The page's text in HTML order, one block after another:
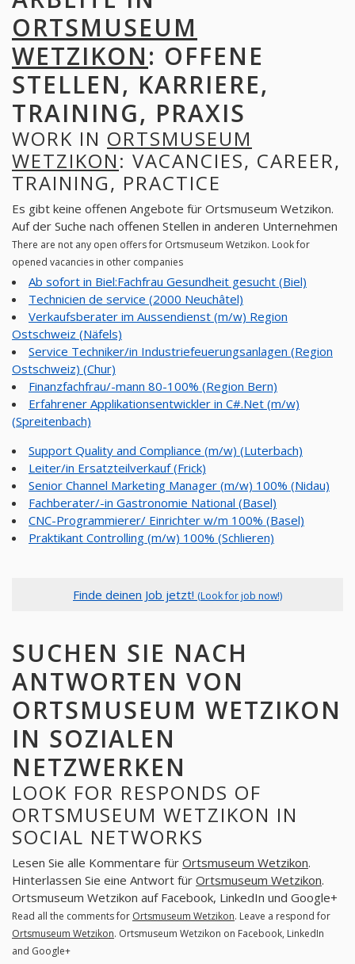
ORTSMUSEUM
WETZIKON: OFFENE
STELLEN, KARRIERE,
TRAINING, PRAXIS
WORK IN ORTSMUSEUM
WETZIKON: VACANCIES, CAREER,
TRAINING, PRACTICE
Es gibt keine offenen Angebote für Ortsmuseum Wetzikon.
Auf der Suche nach offenen Stellen in anderen Unternehmen
There are not any open offers for Ortsmuseum Wetzikon. Look for
opened vacancies in other companies
Ab sofort in Biel:Fachfrau Gesundheit gesucht (Biel)
Technicien de service (2000 Neuchâtel)
Verkaufsberater im Aussendienst (m/w) Region
Ostschweiz (Näfels)
Service Techniker/in Industriefeuerungsanlagen (Region
Ostschweiz) (Chur)
Finanzfachfrau/-mann 80-100% (Region Bern)
Erfahrener Applikationsentwickler in C#.Net (m/w)
(Spreitenbach)
Support Quality and Compliance (m/w) (Luterbach)
Leiter/in Ersatzteilverkauf (Frick)
Senior Channel Marketing Manager (m/w) 100% (Nidau)
Fachberater/-in Gastronomie National (Basel)
CNC-Programmierer/ Einrichter w/m 100% (Basel)
Praktikant Controlling (m/w) 100% (Schlieren)
Finde deinen Job jetzt! (Look for job now!)
SUCHEN SIE NACH
ANTWORTEN VON
ORTSMUSEUM WETZIKON
IN SOZIALEN
NETZWERKEN
LOOK FOR RESPONDS OF
ORTSMUSEUM WETZIKON IN
SOCIAL NETWORKS
Lesen Sie alle Kommentare für Ortsmuseum Wetzikon.
Hinterlassen Sie eine Antwort für Ortsmuseum Wetzikon.
Ortsmuseum Wetzikon auf Facebook, LinkedIn und Google+
Read all the comments for Ortsmuseum Wetzikon. Leave a respond for
Ortsmuseum Wetzikon. Ortsmuseum Wetzikon on Facebook, LinkedIn
and Google+